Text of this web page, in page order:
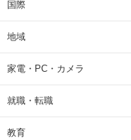
国際
地域
家電・PC・カメラ
就職・転職
教育